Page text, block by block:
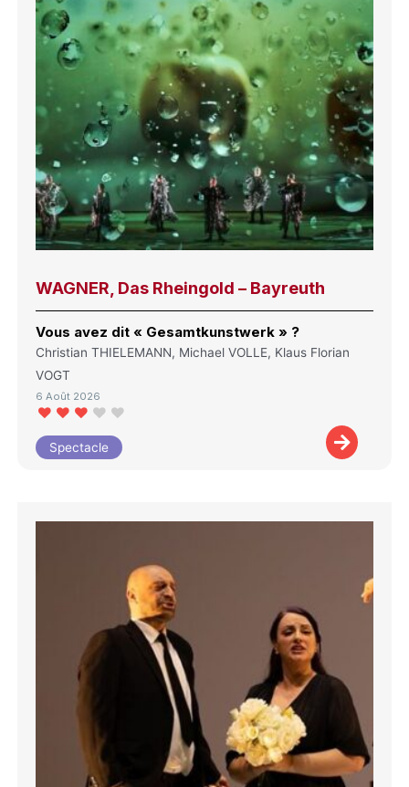
WAGNER, Das Rheingold – Bayreuth
Vous avez dit « Gesamtkunstwerk » ?
Christian THIELEMANN, Michael VOLLE, Klaus Florian
VOGT
6 Août 2026
Spectacle